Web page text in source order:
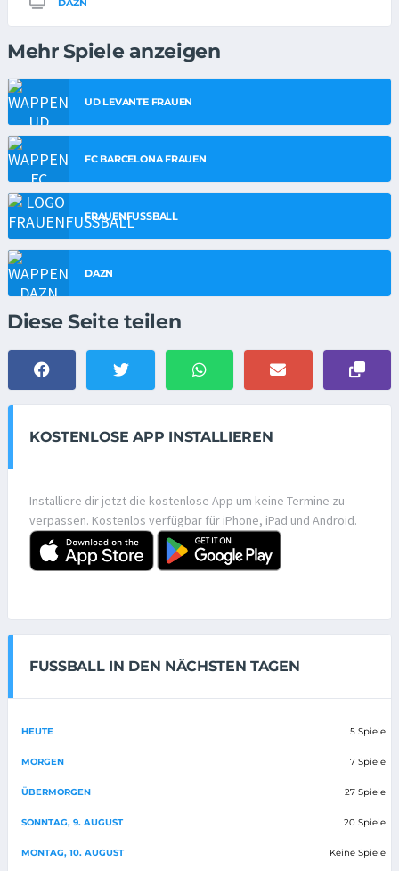
DAZN
Mehr Spiele anzeigen
UD LEVANTE FRAUEN
FC BARCELONA FRAUEN
FRAUENFUSSBALL
DAZN
Diese Seite teilen
KOSTENLOSE APP INSTALLIEREN
Installiere dir jetzt die kostenlose App um keine Termine zu
verpassen. Kostenlos verfügbar für iPhone, iPad und Android.
FUSSBALL IN DEN NÄCHSTEN TAGEN
HEUTE 5 Spiele
MORGEN 7 Spiele
ÜBERMORGEN 27 Spiele
SONNTAG, 9. AUGUST 20 Spiele
MONTAG, 10. AUGUST Keine Spiele